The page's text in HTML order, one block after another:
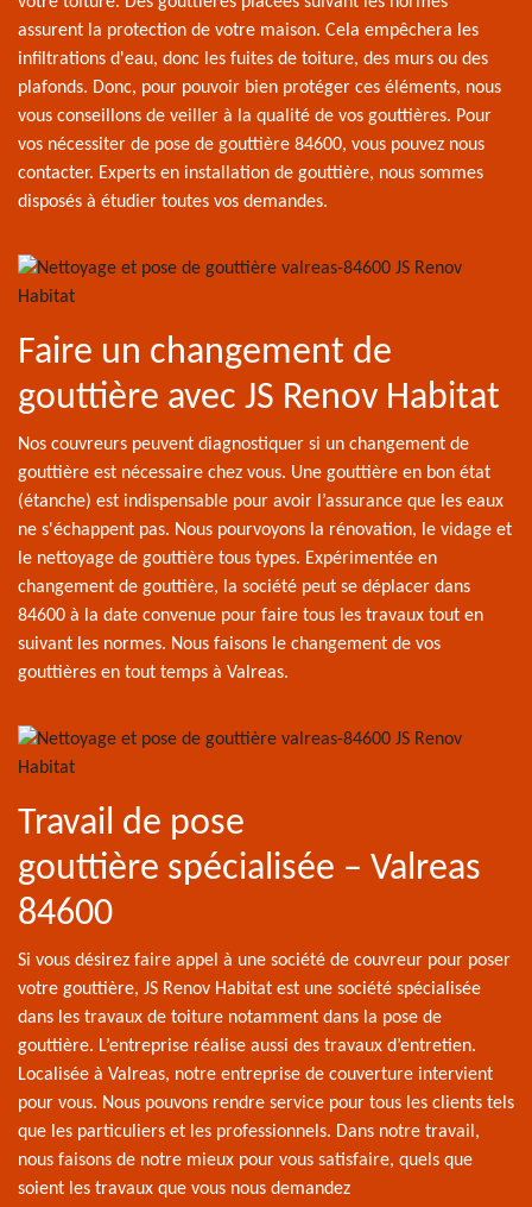
assurent la protection de votre maison. Cela empêchera les
infiltrations d'eau, donc les fuites de toiture, des murs ou des
plafonds. Donc, pour pouvoir bien protéger ces éléments, nous
vous conseillons de veiller à la qualité de vos gouttières. Pour
vos nécessiter de pose de gouttière 84600, vous pouvez nous
contacter. Experts en installation de gouttière, nous sommes
disposés à étudier toutes vos demandes.
Faire un changement de
gouttière avec JS Renov Habitat
Nos couvreurs peuvent diagnostiquer si un changement de
gouttière est nécessaire chez vous. Une gouttière en bon état
(étanche) est indispensable pour avoir l’assurance que les eaux
ne s'échappent pas. Nous pourvoyons la rénovation, le vidage et
le nettoyage de gouttière tous types. Expérimentée en
changement de gouttière, la société peut se déplacer dans
84600 à la date convenue pour faire tous les travaux tout en
suivant les normes. Nous faisons le changement de vos
gouttières en tout temps à Valreas.
Travail de pose
gouttière spécialisée – Valreas
84600
Si vous désirez faire appel à une société de couvreur pour poser
votre gouttière, JS Renov Habitat est une société spécialisée
dans les travaux de toiture notamment dans la pose de
gouttière. L’entreprise réalise aussi des travaux d’entretien.
Localisée à Valreas, notre entreprise de couverture intervient
pour vous. Nous pouvons rendre service pour tous les clients tels
que les particuliers et les professionnels. Dans notre travail,
nous faisons de notre mieux pour vous satisfaire, quels que
soient les travaux que vous nous demandez